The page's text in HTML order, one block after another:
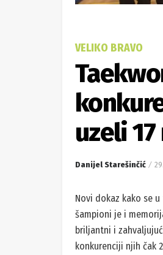
VELIKO BRAVO
uzeli
Danijel Starešinčić
Novi dokaz kako se
šampioni je i
briljantni i
konkurenciji njih čak